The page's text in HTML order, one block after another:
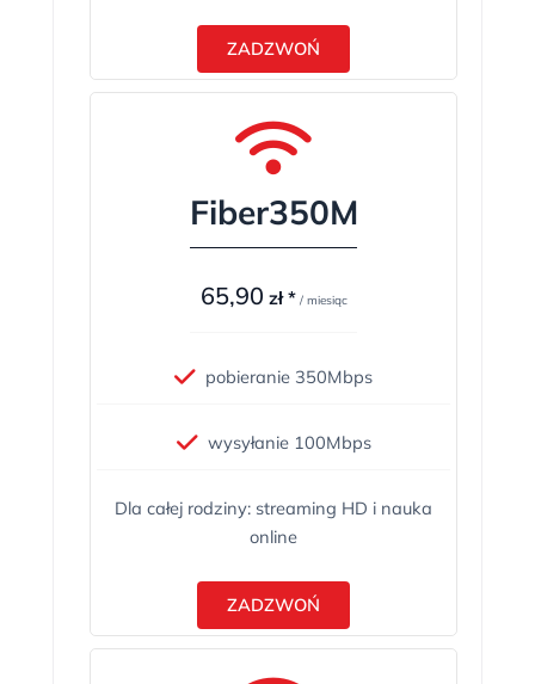
ZADZWOŃ
Fiber350M
65,90 zł * / miesiąc
pobieranie 350Mbps
wysyłanie 100Mbps
Dla całej rodziny: streaming HD i nauka
online
ZADZWOŃ